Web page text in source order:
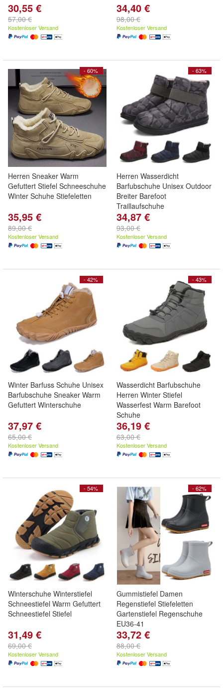
30,55 €
57,00 €
Kostenloser Versand
34,40 €
98,00 €
Kostenloser Versand
- 60%
Herren Sneaker Warm
Gefuttert Stiefel Schneeschuhe
Winter Schuhe Stiefeletten
35,95 €
89,00 €
Kostenloser Versand
- 63%
Herren Wasserdicht
Barfubschuhe Unisex Outdoor
Breiter Barefoot
Traillaufschuhe
34,87 €
93,00 €
Kostenloser Versand
- 42%
Winter Barfuss Schuhe Unisex
Barfubschuhe Sneaker Warm
Gefuttert Winterschuhe
37,97 €
65,00 €
Kostenloser Versand
- 43%
Wasserdicht Barfubschuhe
Herren Winter Stiefel
Wasserfest Warm Barefoot
Schuhe
36,19 €
63,00 €
Kostenloser Versand
- 54%
Winterschuhe Winterstiefel
Schneestiefel Warm Gefuttert
Schneestiefel Stiefel
31,49 €
69,00 €
Kostenloser Versand
- 62%
Gummistiefel Damen
Regenstiefel Stiefeletten
Gartenstiefel Regenschuhe
EU36-41
33,72 €
88,00 €
Kostenloser Versand